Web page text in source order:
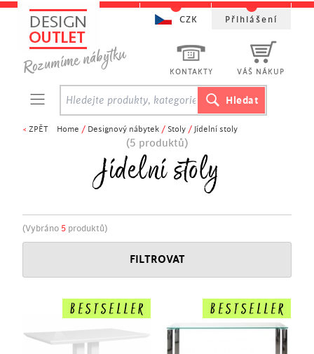
< ZPĚT Home / Designový nábytek / Stoly / Jídelní stoly
(5 produktů)
Jídelní stoly
(Vybráno 5 produktů)
FILTROVAT
KONTAKTY VÁŠ NÁKUP
CZK Přihlášení